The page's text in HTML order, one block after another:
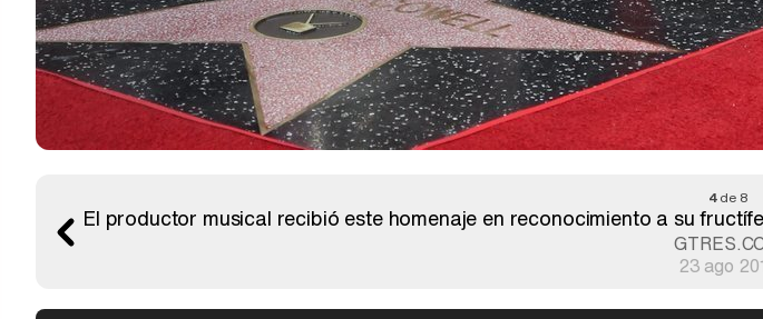
4de 8
El productor musical recibió este homenaje en reconocimiento a su
23 ago